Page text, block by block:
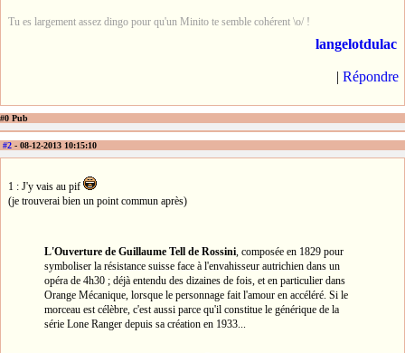
Tu es largement assez dingo pour qu'un Minito te semble cohérent \o/ !
langelotdulac
| Répondre
#0 Pub
#2 - 08-12-2013 10:15:10
1 : J'y vais au pif
(je trouverai bien un point commun après)
L'Ouverture de Guillaume Tell de Rossini, composée en 1829 pour
symboliser la résistance suisse face à l'envahisseur autrichien dans un
opéra de 4h30 ; déjà entendu des dizaines de fois, et en particulier dans
Orange Mécanique, lorsque le personnage fait l'amour en accéléré. Si le
morceau est célèbre, c'est aussi parce qu'il constitue le générique de la
série Lone Ranger depuis sa création en 1933...